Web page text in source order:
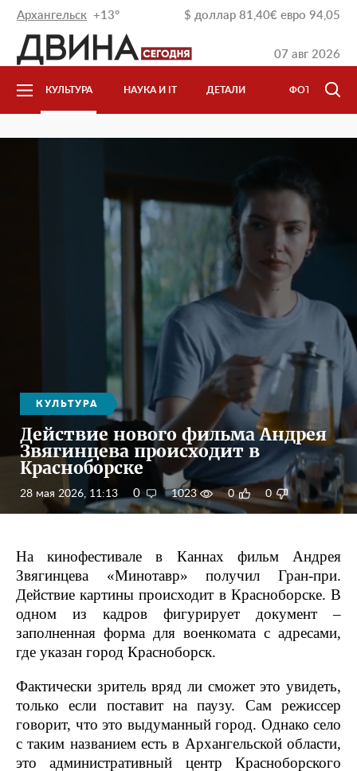
07 авг 2026
$ доллар 81,40€ евро 94,05
Архангельск +13°
КУЛЬТУРА НАУКА И IT ДЕТАЛИ ФОТО
КУЛЬТУРА
Действие нового фильма Андрея
Звягинцева происходит в
Красноборске
28 мая 2026, 11:13 0 1023 0 0
На кинофестивале в Каннах фильм Андрея
Звягинцева «Минотавр» получил Гран-при.
Действие картины происходит в Красноборске. В
одном из кадров фигурирует документ –
заполненная форма для военкомата с адресами,
где указан город Красноборск.
Фактически зритель вряд ли сможет это увидеть,
только если поставит на паузу. Сам режиссер
говорит, что это выдуманный город. Однако село
с таким названием есть в Архангельской области,
это административный центр Красноборского